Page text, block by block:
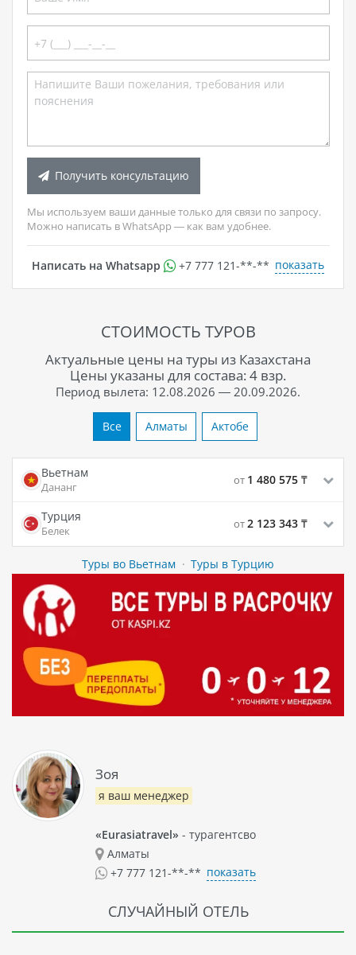
Получить консультацию
Мы используем ваши данные только для связи по запросу.
Можно написать в WhatsApp — как вам удобнее.
Написать на Whatsapp +7 777 121-**-** показать
СТОИМОСТЬ ТУРОВ
Актуальные цены на туры из Казахстана
Цены указаны для состава: 4 взр.
Период вылета: 12.08.2026 — 20.09.2026.
Все Алматы Актобе
Вьетнам
Дананг
от 1 480 575 ₸
Турция
Белек
от 2 123 343 ₸
Туры во Вьетнам · Туры в Турцию
Зоя
я ваш менеджер
«Eurasiatravel» - турагентсво
Алматы
+7 777 121-**-** показать
СЛУЧАЙНЫЙ ОТЕЛЬ